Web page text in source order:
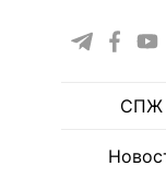
СПЖ